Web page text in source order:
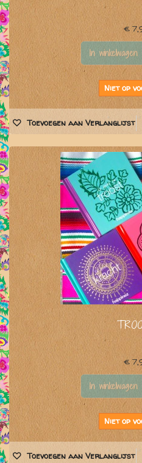
€
In winkelwagen
Niet op
Toevoegen aan Verlanglijst
€
In winkelwagen
Niet op
Toevoegen aan Verlanglijst